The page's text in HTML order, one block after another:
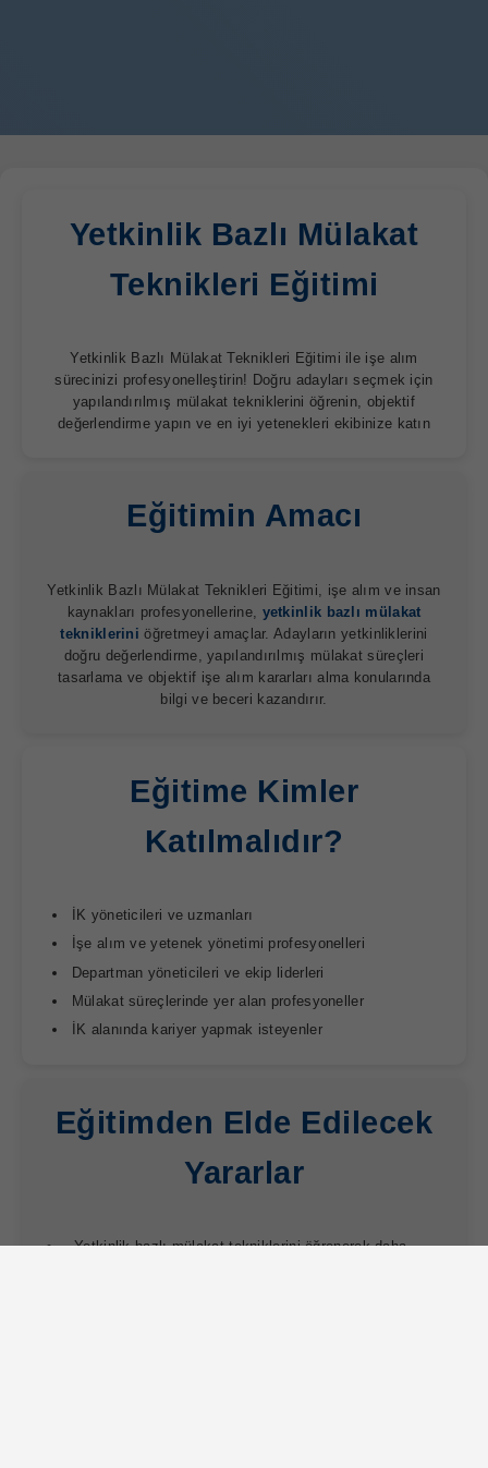
Yetkinlik Bazlı Mülakat
Teknikleri Eğitimi
Yetkinlik Bazlı Mülakat Teknikleri Eğitimi ile işe alım
sürecinizi profesyonelleştirin! Doğru adayları seçmek için
yapılandırılmış mülakat tekniklerini öğrenin, objektif
değerlendirme yapın ve en iyi yetenekleri ekibinize katın
Eğitimin Amacı
Yetkinlik Bazlı Mülakat Teknikleri Eğitimi, işe alım ve insan
kaynakları profesyonellerine, yetkinlik bazlı mülakat
tekniklerini öğretmeyi amaçlar. Adayların yetkinliklerini
doğru değerlendirme, yapılandırılmış mülakat süreçleri
tasarlama ve objektif işe alım kararları alma konularında
bilgi ve beceri kazandırır.
Eğitime Kimler
Katılmalıdır?
İK yöneticileri ve uzmanları
İşe alım ve yetenek yönetimi profesyonelleri
Departman yöneticileri ve ekip liderleri
Mülakat süreçlerinde yer alan profesyoneller
İK alanında kariyer yapmak isteyenler
Eğitimden Elde Edilecek
Yararlar
Yetkinlik bazlı mülakat tekniklerini öğrenerek daha